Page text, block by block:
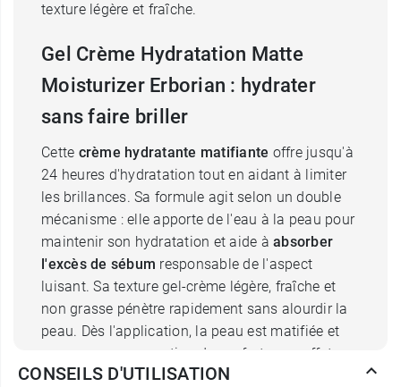
texture légère et fraîche.
Gel Crème Hydratation Matte
Moisturizer Erborian : hydrater
sans faire briller
Cette crème hydratante matifiante offre jusqu'à
24 heures d'hydratation tout en aidant à limiter
les brillances. Sa formule agit selon un double
mécanisme : elle apporte de l'eau à la peau pour
maintenir son hydratation et aide à absorber
l'excès de sébum responsable de l'aspect
luisant. Sa texture gel-crème légère, fraîche et
non grasse pénètre rapidement sans alourdir la
peau. Dès l'application, la peau est matifiée et
conserve une sensation de confort sans effet
asséchant.
CONSEILS D'UTILISATION